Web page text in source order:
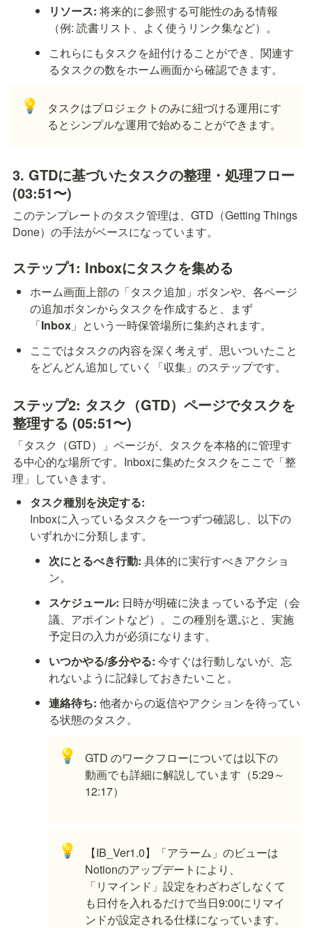
リソース: 将来的に参照する可能性のある情報
（例: 読書リスト、よく使うリンク集など）。
これらにもタスクを紐付けることができ、関連す
るタスクの数をホーム画面から確認できます。
💡
タスクはプロジェクトのみに紐づける運用にす
るとシンプルな運用で始めることができます。
3. GTDに基づいたタスクの整理・処理フロー
(03:51〜)
このテンプレートのタスク管理は、GTD（Getting Things
Done）の手法がベースになっています。
ステップ1: Inboxにタスクを集める
ホーム画面上部の「タスク追加」ボタンや、各ページ
の追加ボタンからタスクを作成すると、まず
「Inbox 」という一時保管場所に集約されます。
ここではタスクの内容を深く考えず、思いついたこと
をどんどん追加していく「収集」のステップです。
ステップ2: タスク（GTD）ページでタスクを
整理する (05:51〜)
「タスク（GTD）」ページが、タスクを本格的に管理す
る中心的な場所です。Inboxに集めたタスクをここで「整
理」していきます。
タスク種別を決定する:
Inboxに入っているタスクを一つずつ確認し、以下の
いずれかに分類します。
次にとるべき行動: 具体的に実行すべきアクショ
ン。
スケジュール: 日時が明確に決まっている予定（会
議、アポイントなど）。この種別を選ぶと、実施
予定日の入力が必須になります。
いつかやる/多分やる: 今すぐは行動しないが、忘
れないように記録しておきたいこと。
連絡待ち: 他者からの返信やアクションを待ってい
る状態のタスク。
💡
GTD のワークフローについては以下の
動画でも詳細に解説しています（5:29～
12:17）
💡
【IB_Ver1.0】「アラーム」のビューは
Notionのアップデートにより、
「リマインド」設定をわざわざしなくて
も日付を入れるだけで当日9:00にリマイ
ンドが設定される仕様になっています。